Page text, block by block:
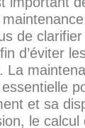
de
d’éviter
La
et sa
le calcul